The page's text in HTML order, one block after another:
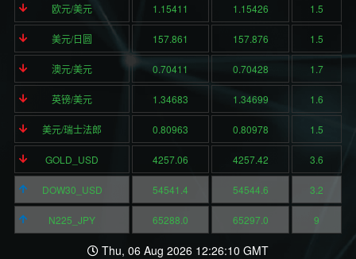
欧元/美元 1.15411 1.15426 1.5
美元/日圆 157.861 157.876 1.5
澳元/美元 0.70411 0.70428 1.7
英镑/美元 1.34683 1.34699 1.6
美元/瑞士法郎 0.80963 0.80978 1.5
GOLD_USD 4257.06 4257.42 3.6
DOW30_USD 54541.4 54544.6 3.2
N225_JPY 65288.0 65297.0 9
Thu, 06 Aug 2026 12:26:10 GMT